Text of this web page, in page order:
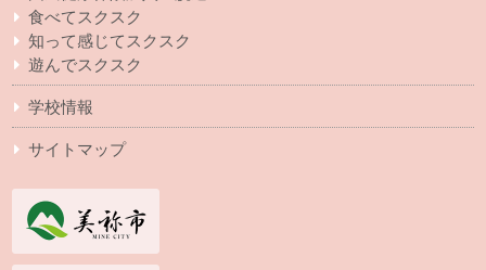
食べてスクスク
知って感じてスクスク
遊んでスクスク
学校情報
サイトマップ